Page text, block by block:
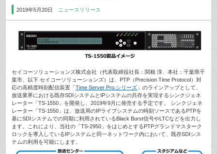
2019年5月20日 ニュースリリース
セイコーソリューションズ株式会社（代表取締役社長：関根 淳、本社：千葉県千
葉市、以下 セイコーソリューションズ）は、PTP（Precision Time Protocol）対
応の高精度時刻配信装置「Time Server Pro.シリーズ 」のラインアップとして、
放送業界における既存SDIシステムとIPシステムの共存を実現するシンクジェネ
レーター「TS-1550」を開発し、2019年9月に発売する予定です。 シンクジェネ
レーター「TS-1550」は、放送局のIPライブシステムの時刻ソースであるPTPを
基にSDIシステムでの同期に利用されているBlack Burst信号やLTCなどを出力し
ます。これにより、当社の「TS-2950」をはじめとするPTPグランドマスターク
ロックを導入しているIPシステムと同一ネットワーク内において、既存SDIシス
テムの利用を可能にします。